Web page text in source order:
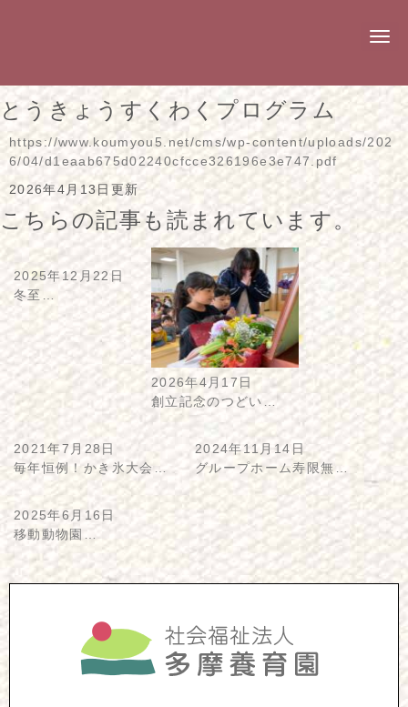
N
g
a
i
とうきょうすくわくプログラム
https://www.koumyou5.net/cms/wp-content/uploads/202
6/04/d1eaab675d02240cfcce326196e3e747.pdf
2026年4月13日更新
こちらの記事も読まれています。
2025年12月22日
冬至…
2026年4月17日
創立記念のつどい…
2021年7月28日
毎年恒例！かき氷大会…
2024年11月14日
グループホーム寿限無…
2025年6月16日
移動動物園…